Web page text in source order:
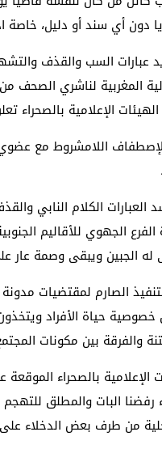
دون أي سند أو دليل،
السب والقذف
المغربية لناشري
الإعلامية بالصحراء
اللامشروط مع عضوي
العبارات الكلام النابي
الجهوي للأقاليم
الجبين ويبقى وصمة عار
الصارم لمقتضيات
خصوصية حياة الأفراد
والفرقة بين مكونات
بالصحراء الموقعة
رفضنا البات والمطلق
من طرف بعض الدخلاء